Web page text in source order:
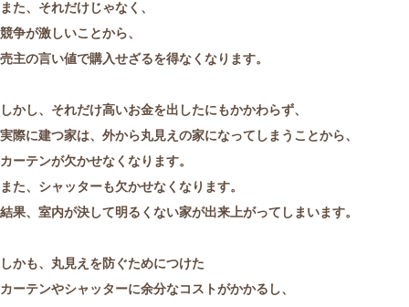
また、それだけじゃなく、
競争が激しいことから、
売主の言い値で購入せざるを得なくなります。
しかし、それだけ高いお金を出したにもかかわらず、
実際に建つ家は、外から丸見えの家になってしまうことから、
カーテンが欠かせなくなります。
また、シャッターも欠かせなくなります。
結果、室内が決して明るくない家が出来上がってしまいます。
しかも、丸見えを防ぐためにつけた
カーテンやシャッターに余分なコストがかかるし、